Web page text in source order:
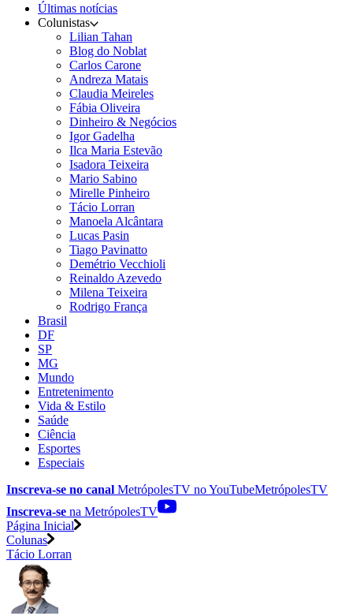
Últimas notícias
Colunistas
Lilian Tahan
Blog do Noblat
Carlos Carone
Andreza Matais
Claudia Meireles
Fábia Oliveira
Dinheiro & Negócios
Igor Gadelha
Ilca Maria Estevão
Isadora Teixeira
Mario Sabino
Mirelle Pinheiro
Tácio Lorran
Manoela Alcântara
Lucas Pasin
Tiago Pavinatto
Demétrio Vecchioli
Reinaldo Azevedo
Milena Teixeira
Rodrigo França
Brasil
DF
SP
MG
Mundo
Entretenimento
Vida & Estilo
Saúde
Ciência
Esportes
Especiais
Inscreva-se no canal MetrópolesTV noYouTubeMetrópolesTV
Inscreva-se na MetrópolesTV
Página Inicial
Colunas
Tácio Lorran